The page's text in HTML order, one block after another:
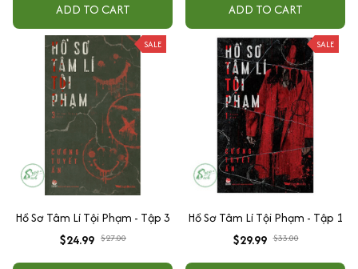
ADD TO CART ADD TO CART
SALE
Hồ Sơ Tâm Lí Tội Phạm - Tập 3
$24.99 $27.00
SALE
Hồ Sơ Tâm Lí Tội Phạm - Tập 1
$29.99 $33.00